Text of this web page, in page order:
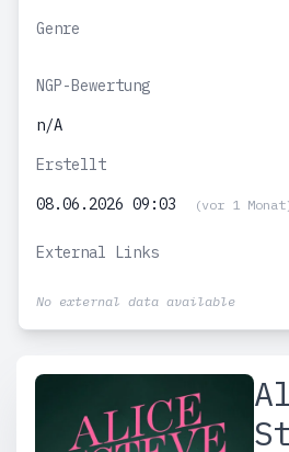
Genre
NGP-Bewertung
n/A
Erstellt
08.06.2026 09:03
(vor 1
External Links
No external data available